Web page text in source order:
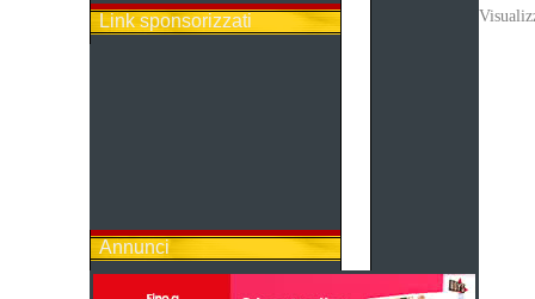
Link sponsorizzati
Annunci